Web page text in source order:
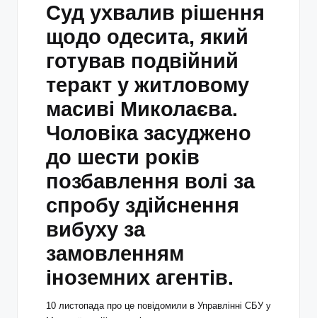
Суд ухвалив рішення
щодо одесита, який
готував подвійний
теракт у житловому
масиві Миколаєва.
Чоловіка засуджено
до шести років
позбавлення волі за
спробу здійснення
вибуху за
замовленням
іноземних агентів.
10 листопада про це повідомили в Управлінні СБУ у